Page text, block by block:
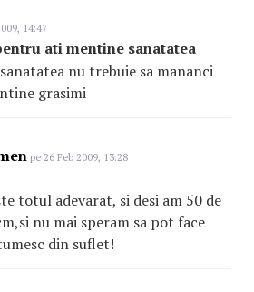
14:47
ati mentine sanatatea
nu trebuie sa mananci
grasimi
pe 26 Feb 2009, 13:28
totul adevarat, si desi am 50 de
nu mai speram sa pot face
din suflet!